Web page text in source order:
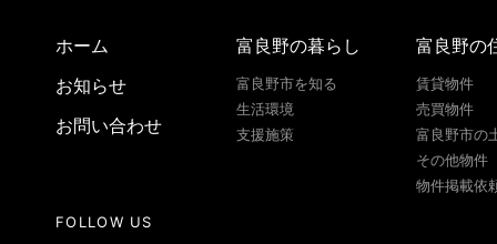
ホーム
お知らせ
お問い合わせ
富良野の暮らし
富良野市を知る
生活環境
支援施策
富良野の
賃貸物件
売買物件
富良野市の
その他物件
物件掲載依
FOLLOW US